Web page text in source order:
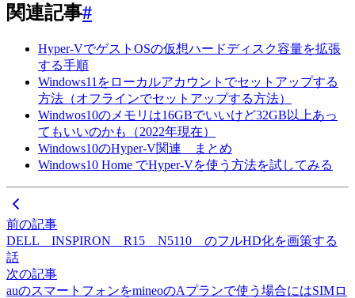
関連記事#
Hyper-VでゲストOSの仮想ハードディスク容量を拡張
する手順
Windows11をローカルアカウントでセットアップする
方法（オフラインでセットアップする方法）
Windwos10のメモリは16GBでいいけど32GB以上あっ
てもいいのかも（2022年現在）
Windows10のHyper-V関連 まとめ
Windows10 Home でHyper-Vを使う方法を試してみる
前の記事
DELL INSPIRON R15 N5110 のフルHD化を画策する
話
次の記事
auのスマートフォンをmineoのAプランで使う場合にはSIMロ